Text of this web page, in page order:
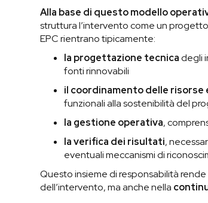
Alla base di questo modello
struttura l’intervento come un
EPC rientrano tipicamente:
la progettazione tecnicadegli
fonti rinnovabili
il coordinamento delle risorse
funzionali alla sostenibilità del
la gestione operativa,
la verifica dei risultati,
eventuali meccanismi di
Questo insieme di responsabilità
dell’intervento, ma anche nella